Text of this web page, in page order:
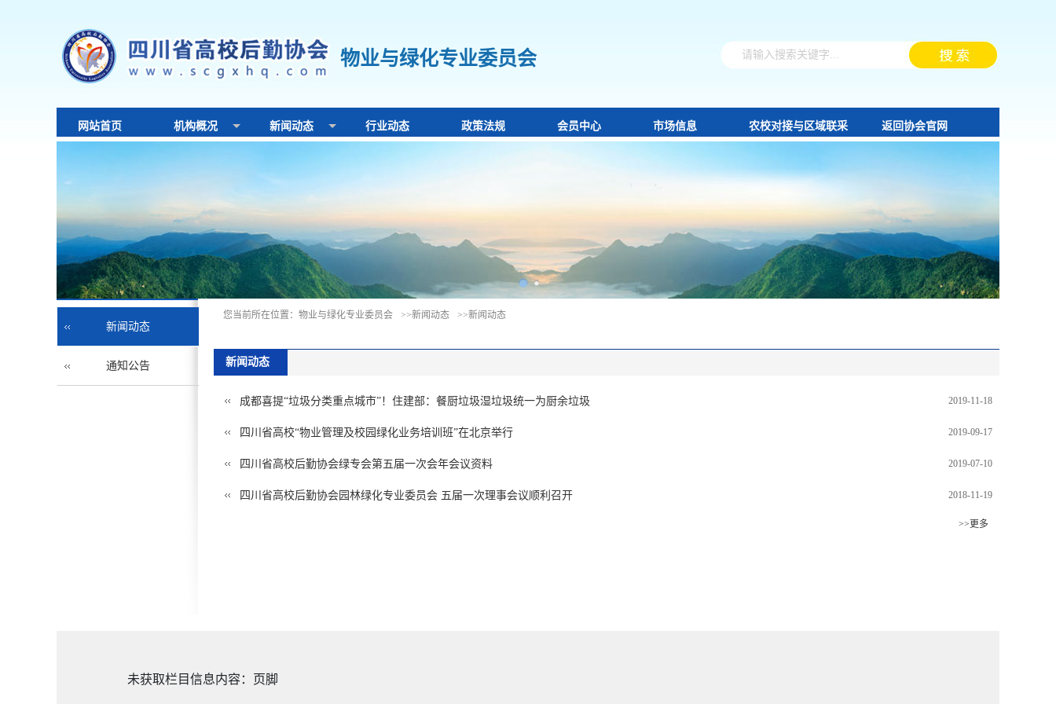
网站首页 机构概况 新闻动态 行业动态 政策法规 会员中心 市场信息 农校对接与区域联采 返回协会官网
物业与绿化专业委员会
新闻动态
新闻动态
通知公告
您当前所在位置： 物业与绿化专业委员会 >>新闻动态 >>新闻动态
新闻动态
成都喜提“垃圾分类重点城市”！住建部：餐厨垃圾湿垃圾统一为厨余垃圾 2019-11-18
四川省高校“物业管理及校园绿化业务培训班”在北京举行 2019-09-17
四川省高校后勤协会绿专会第五届一次会年会议资料 2019-07-10
四川省高校后勤协会园林绿化专业委员会 五届一次理事会议顺利召开 2018-11-19
>>更多
未获取栏目信息内容：页脚